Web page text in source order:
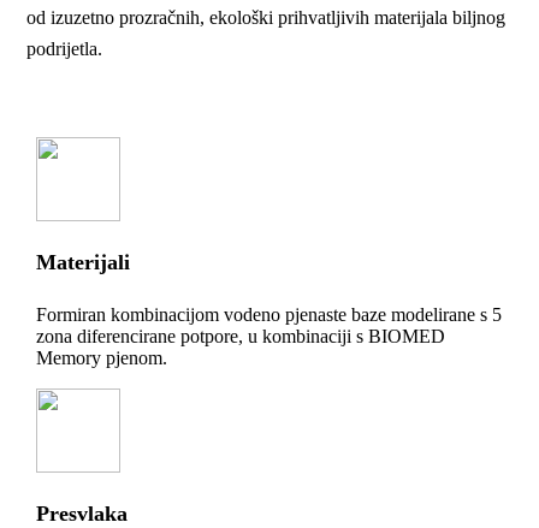
od izuzetno prozračnih, ekološki prihvatljivih materijala biljnog
podrijetla.
Materijali
Formiran kombinacijom vodeno pjenaste baze modelirane s 5
zona diferencirane potpore, u kombinaciji s BIOMED
Memory pjenom.
Presvlaka